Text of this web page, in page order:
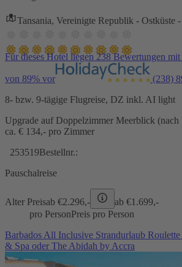
Tansania, Vereinigte Republik - Ostküste
Für dieses Hotel liegen 238 Bewertungen
von 89% vor (238)
8- bzw. 9-tägige Flugreise, DZ inkl. AI light
Upgrade auf Doppelzimmer Meerblick
ca. € 134,- pro Zimmer
253519Bestellnr.:
Pauschalreise
Alter Preisab €2.296,- ab €1.699,-
pro PersonPreis pro Person
Barbados All Inclusive Strandurlaub
& Spa oder The Abidah by Accra